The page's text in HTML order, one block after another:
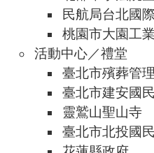
民航局台北國
桃園市大園工
活動中心／禮堂
臺北市殯葬管
臺北市建安國
靈鷲山聖山寺
臺北市北投國